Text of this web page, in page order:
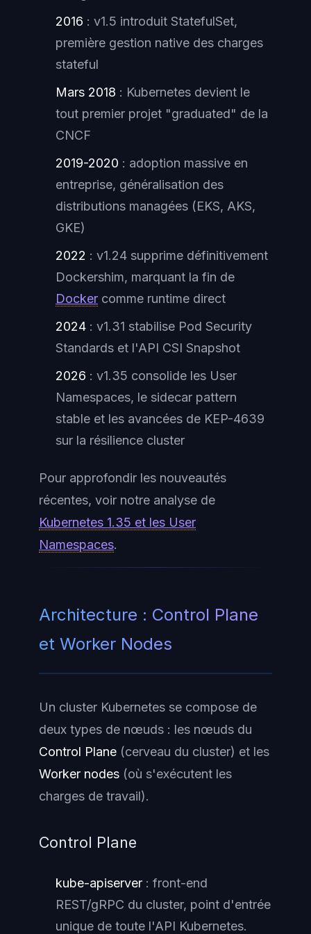
2016 : v1.5 introduit StatefulSet,
première gestion native des charges
stateful
Mars 2018 : Kubernetes devient le
tout premier projet "graduated" de la
CNCF
2019-2020 : adoption massive en
entreprise, généralisation des
distributions managées (EKS, AKS,
GKE)
2022 : v1.24 supprime définitivement
Dockershim, marquant la fin de
Docker comme runtime direct
2024 : v1.31 stabilise Pod Security
Standards et l'API CSI Snapshot
2026 : v1.35 consolide les User
Namespaces, le sidecar pattern
stable et les avancées de KEP-4639
sur la résilience cluster
Pour approfondir les nouveautés
récentes, voir notre analyse de
Kubernetes 1.35 et les User
Namespaces.
Architecture : Control Plane
et Worker Nodes
Un cluster Kubernetes se compose de
deux types de nœuds : les nœuds du
Control Plane (cerveau du cluster) et les
Worker nodes (où s'exécutent les
charges de travail).
Control Plane
kube-apiserver : front-end
REST/gRPC du cluster, point d'entrée
unique de toute l'API Kubernetes.